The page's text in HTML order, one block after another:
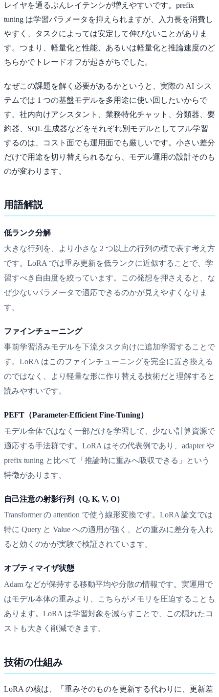
レイヤを通るぶんレイテンシが増えやすいです。prefix
tuning は学習パラメータを抑えられますが、入力長を消費し
やすく、タスクによっては安定して伸びないことがありま
す。つまり、軽量化と性能、あるいは軽量化と推論速度のど
ちらかでトレードオフが起きがちでした。
なぜこの課題を解く必要があるかというと、実際の AI シス
テムでは 1 つの基盤モデルを多用途に使い回したいからで
す。社内向けアシスタント、業務特化チャット、分類器、要
約器、SQL 生成器などをそれぞれ別モデルとしてフル学習
するのは、コスト面でも運用面でも厳しいです。小さい差分
だけで用途を切り替えられるなら、モデル運用の設計そのも
のが変わります。
用語解説
低ランク分解
大きな行列を、より小さな 2 つ以上の行列の積で表す考え方
です。LoRA では重み更新を低ランクに近似することで、学
習すべき自由度を絞っています。この発想を押さえると、な
ぜ少ないパラメータで適応できるのかが見えやすくなりま
す。
ファインチューニング
事前学習済みモデルを下流タスク向けに追加学習することで
す。LoRA はこのファインチューニングを完全に置き換える
のではなく、より軽量な形に作り替える技術だと理解すると
読みやすいです。
PEFT（Parameter-Efficient Fine-Tuning）
モデル全体ではなく一部だけを学習して、少ない計算資源で
適応する手法群です。LoRA はその代表例であり、adapter や
prefix tuning と比べて「推論時に重みへ吸収できる」という
特徴があります。
自己注意の射影行列（Q, K, V, O）
Transformer の attention で使う線形変換です。LoRA 論文では
特に Query と Value への適用が強く、どの重みに差分を入れ
ると効くのかが実験で検証されています。
オプティマイザ状態
Adam などが保持する移動平均や分散の情報です。実運用で
はモデル本体の重みより、こちらがメモリを圧迫することも
あります。LoRA は学習対象を減らすことで、この隠れたコ
ストも大きく削減できます。
技術の仕組み
LoRA の核は、「重みそのものを更新する代わりに、更新差